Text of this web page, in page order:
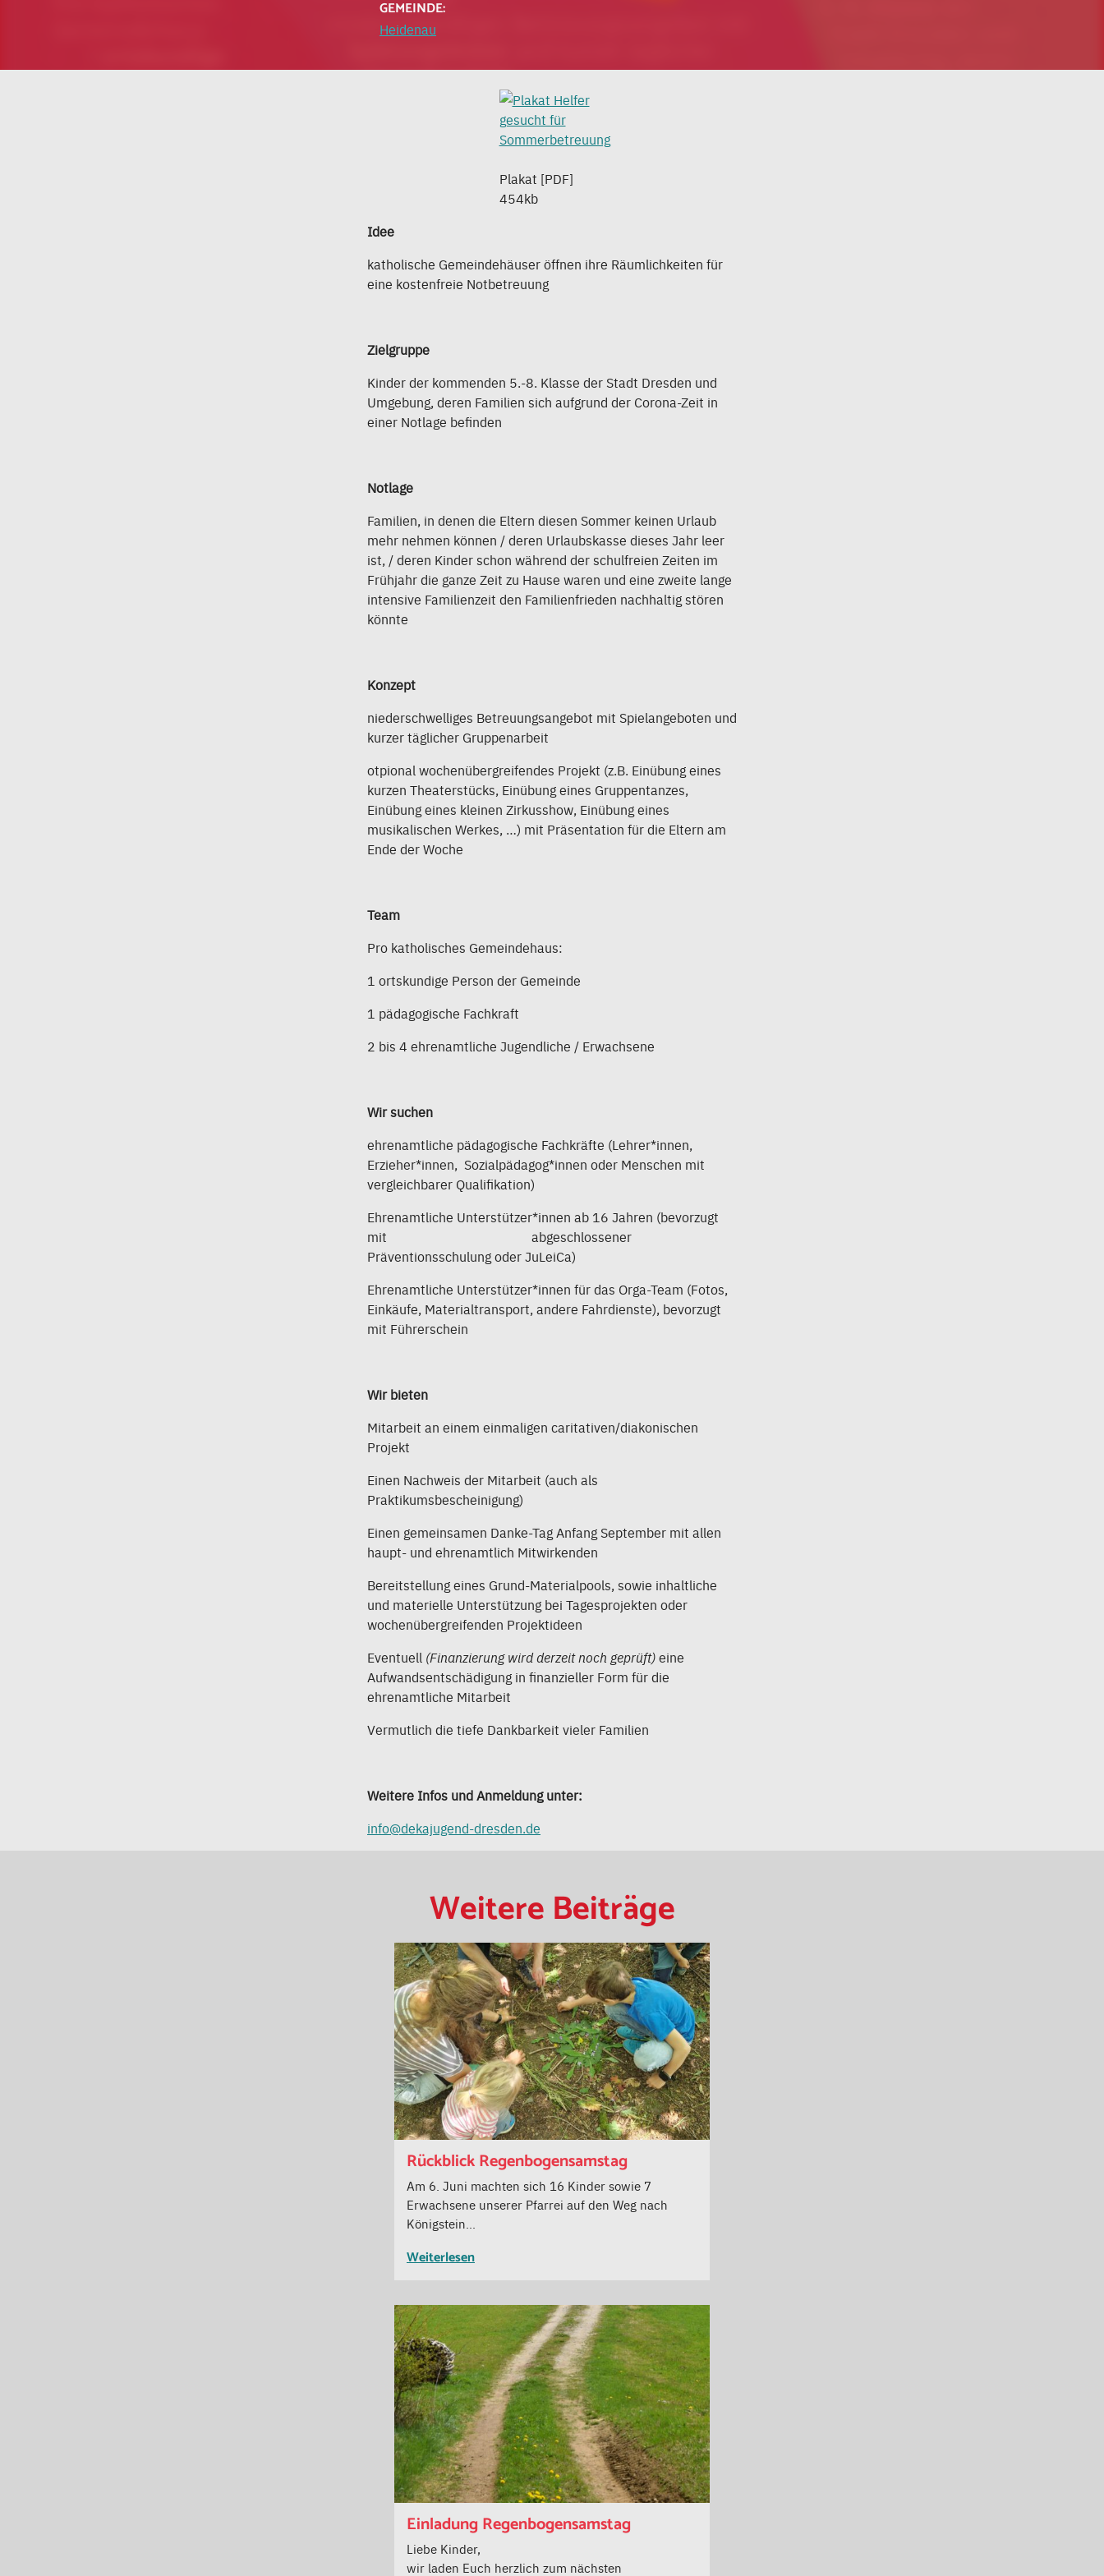
GEMEINDE:
Heidenau
Plakat [PDF]
454kb
Idee
katholische Gemeindehäuser öffnen ihre Räumlichkeiten für
eine kostenfreie Notbetreuung
Zielgruppe
Kinder der kommenden 5.-8. Klasse der Stadt Dresden und
Umgebung, deren Familien sich aufgrund der Corona-Zeit in
einer Notlage befinden
Notlage
Familien, in denen die Eltern diesen Sommer keinen Urlaub
mehr nehmen können / deren Urlaubskasse dieses Jahr leer
ist, / deren Kinder schon während der schulfreien Zeiten im
Frühjahr die ganze Zeit zu Hause waren und eine zweite lange
intensive Familienzeit den Familienfrieden nachhaltig stören
könnte
Konzept
niederschwelliges Betreuungsangebot mit Spielangeboten und
kurzer täglicher Gruppenarbeit
otpional wochenübergreifendes Projekt (z.B. Einübung eines
kurzen Theaterstücks, Einübung eines Gruppentanzes,
Einübung eines kleinen Zirkusshow, Einübung eines
musikalischen Werkes, …) mit Präsentation für die Eltern am
Ende der Woche
Team
Pro katholisches Gemeindehaus:
1 ortskundige Person der Gemeinde
1 pädagogische Fachkraft
2 bis 4 ehrenamtliche Jugendliche / Erwachsene
Wir suchen
ehrenamtliche pädagogische Fachkräfte (Lehrer*innen,
Erzieher*innen, Sozialpädagog*innen oder Menschen mit
vergleichbarer Qualifikation)
Ehrenamtliche Unterstützer*innen ab 16 Jahren (bevorzugt
mit abgeschlossener
Präventionsschulung oder JuLeiCa)
Ehrenamtliche Unterstützer*innen für das Orga-Team (Fotos,
Einkäufe, Materialtransport, andere Fahrdienste), bevorzugt
mit Führerschein
Wir bieten
Mitarbeit an einem einmaligen caritativen/diakonischen
Projekt
Einen Nachweis der Mitarbeit (auch als
Praktikumsbescheinigung)
Einen gemeinsamen Danke-Tag Anfang September mit allen
haupt- und ehrenamtlich Mitwirkenden
Bereitstellung eines Grund-Materialpools, sowie inhaltliche
und materielle Unterstützung bei Tagesprojekten oder
wochenübergreifenden Projektideen
Eventuell (Finanzierung wird derzeit noch geprüft)eine
Aufwandsentschädigung in finanzieller Form für die
ehrenamtliche Mitarbeit
Vermutlich die tiefe Dankbarkeit vieler Familien
Weitere Infos und Anmeldung unter:
info@dekajugend-dresden.de
Weitere Beiträge
Rückblick Regenbogensamstag
Am 6. Juni machten sich 16 Kinder sowie 7
Erwachsene unserer Pfarrei auf den Weg nach
Königstein…
Weiterlesen
Einladung Regenbogensamstag
Liebe Kinder,
wir laden Euch herzlich zum nächsten